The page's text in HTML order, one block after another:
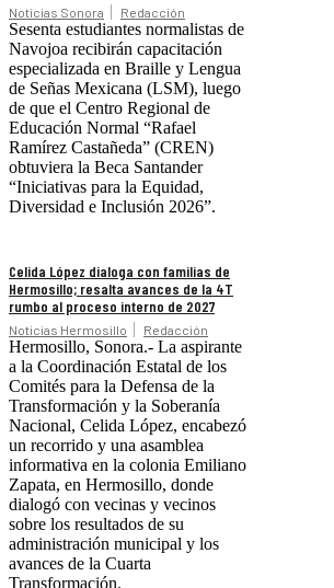
Noticias Sonora Redacción
Sesenta estudiantes normalistas de
Navojoa recibirán capacitación
especializada en Braille y Lengua
de Señas Mexicana (LSM), luego
de que el Centro Regional de
Educación Normal “Rafael
Ramírez Castañeda” (CREN)
obtuviera la Beca Santander
“Iniciativas para la Equidad,
Diversidad e Inclusión 2026”.
Celida López dialoga con familias de
Hermosillo; resalta avances de la 4T
rumbo al proceso interno de 2027
Noticias Hermosillo Redacción
Hermosillo, Sonora.- La aspirante
a la Coordinación Estatal de los
Comités para la Defensa de la
Transformación y la Soberanía
Nacional, Celida López, encabezó
un recorrido y una asamblea
informativa en la colonia Emiliano
Zapata, en Hermosillo, donde
dialogó con vecinas y vecinos
sobre los resultados de su
administración municipal y los
avances de la Cuarta
Transformación.